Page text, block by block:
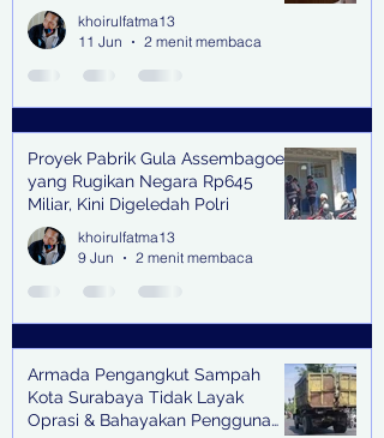
khoirulfatma13
11 Jun
2 menit membaca
Proyek Pabrik Gula Assembagoes
yang Rugikan Negara Rp645
Miliar, Kini Digeledah Polri
khoirulfatma13
9 Jun
2 menit membaca
Armada Pengangkut Sampah
Kota Surabaya Tidak Layak
Oprasi & Bahayakan Pengguna